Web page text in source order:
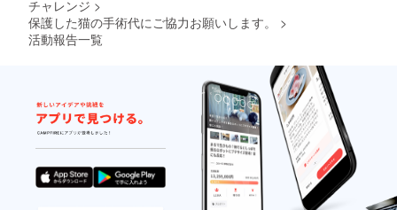
チャレンジ >
保護した猫の手術代にご協力お願いします。
>
活動報告一覧